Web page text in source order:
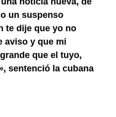
un suspenso
te dije que yo no
aviso y que mi
que el tuyo,
sentenció la cubana